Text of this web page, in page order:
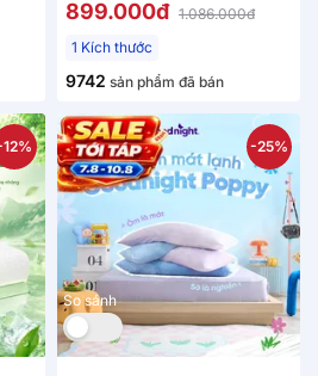
899.000đ 1.086.000đ
1 Kích thước
9742 sản phẩm đã bán
So sánh
-25%